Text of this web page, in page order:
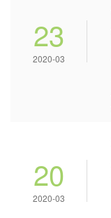
23
2020-03
20
2020-03